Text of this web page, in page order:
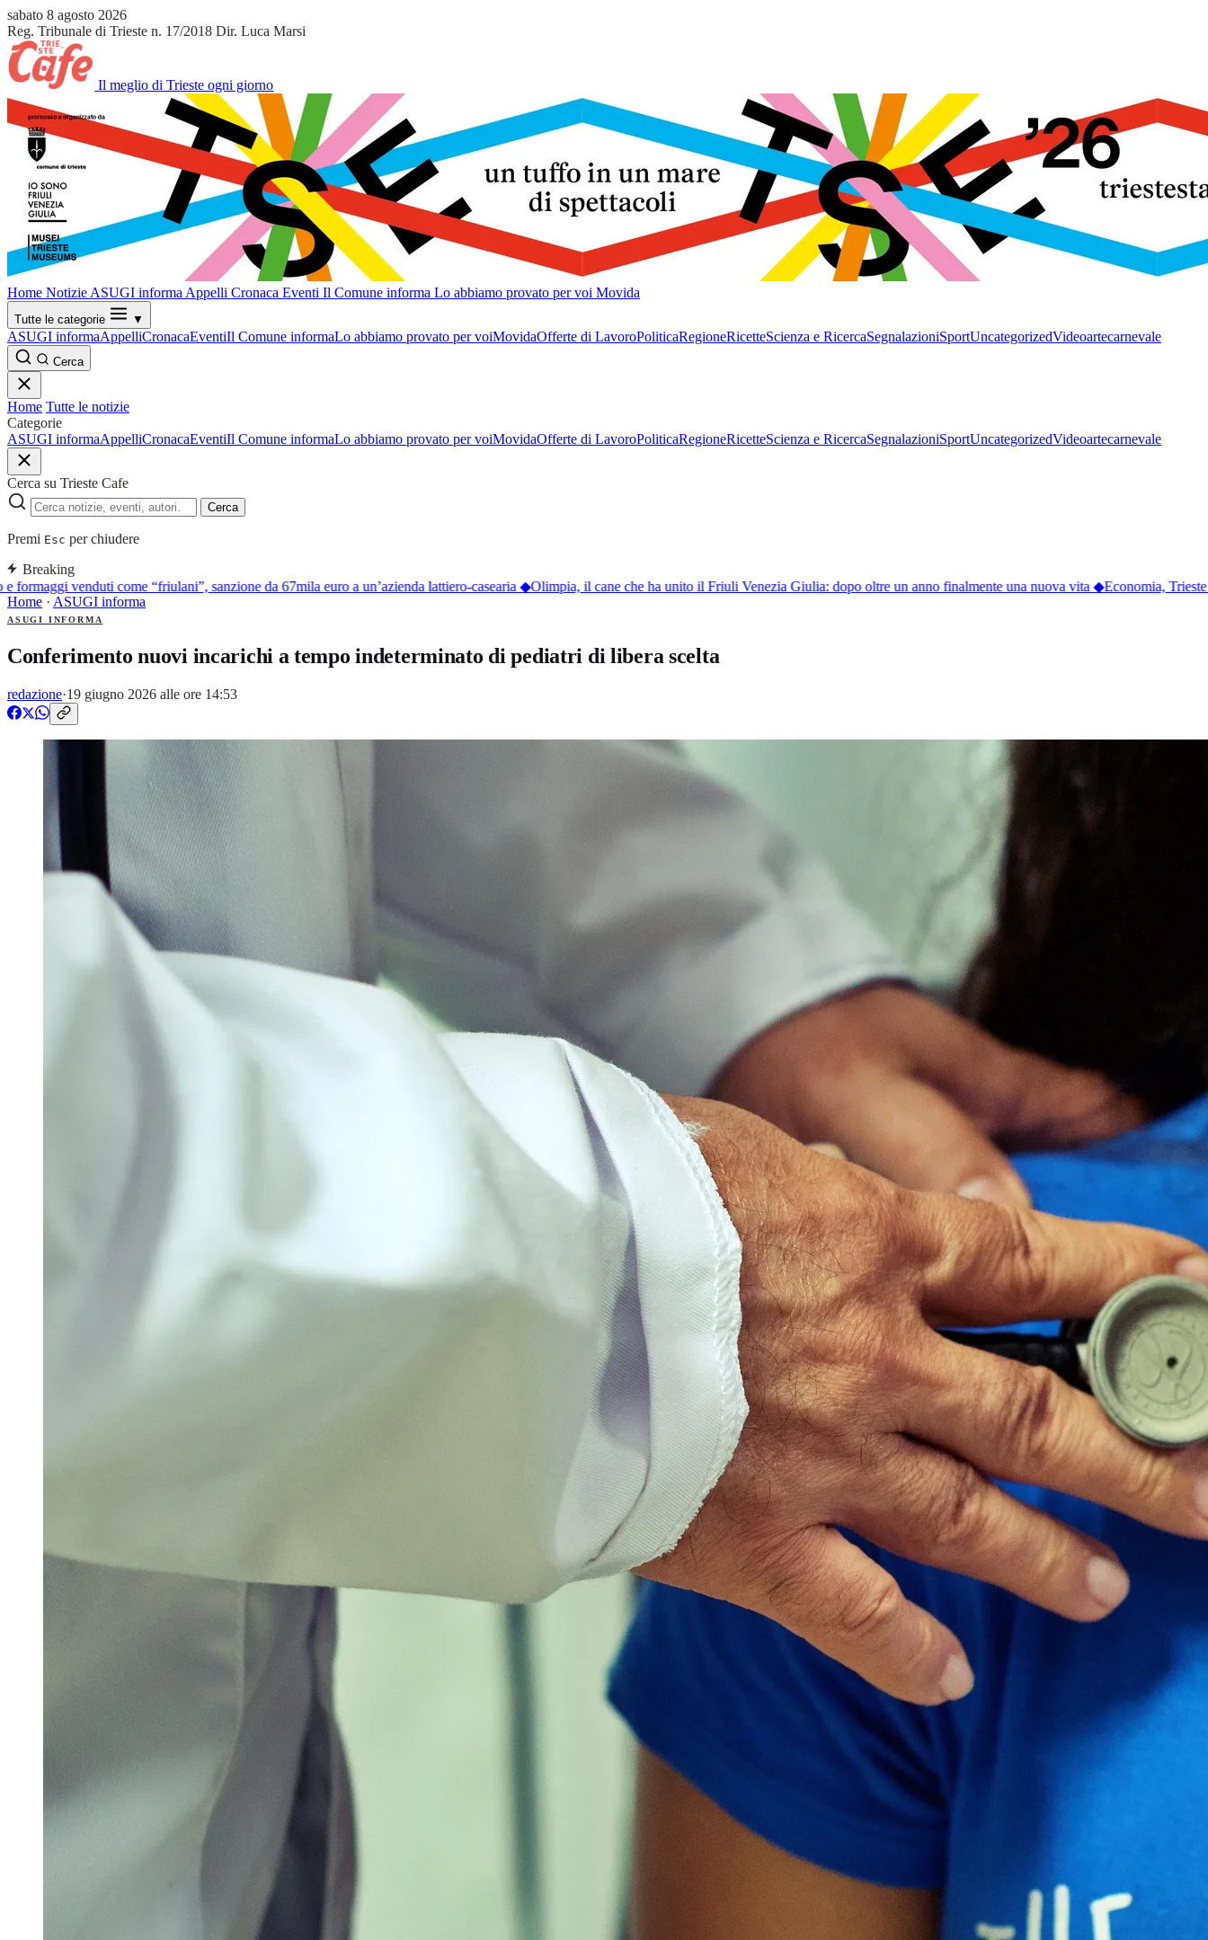
sabato 8 agosto 2026
Reg. Tribunale di Trieste n. 17/2018 Dir. Luca Marsi
Il meglio di Trieste ogni giorno
Home Notizie ASUGI informa Appelli Cronaca Eventi Il Comune informa Lo abbiamo provato per voi Movida
Tutte le categorie ▼
ASUGI informaAppelliCronacaEventiIl Comune informaLo abbiamo provato per voiMovidaOfferte di LavoroPoliticaRegioneRicetteScienza e RicercaSegnalazioniSportUncategorizedVideoartecarnevale
Cerca
Home Tutte le notizie
Categorie
ASUGI informaAppelliCronacaEventiIl Comune informaLo abbiamo provato per voiMovidaOfferte di LavoroPoliticaRegioneRicetteScienza e RicercaSegnalazioniSportUncategorizedVideoartecarnevale
Cerca su Trieste Cafe
Cerca
Premi Esc per chiudere
Breaking
formaggi venduti come “friulani”, sanzione da 67mila euro a un’azienda lattiero-casearia◆Olimpia, il cane che ha unito il Friuli Venezia Giulia: dopo oltre un anno finalmente una nuova vita◆Economia, Trieste
Home · ASUGI informa
ASUGI INFORMA
Conferimento nuovi incarichi a tempo indeterminato di pediatri di libera scelta
redazione·19 giugno 2026 alle ore 14:53